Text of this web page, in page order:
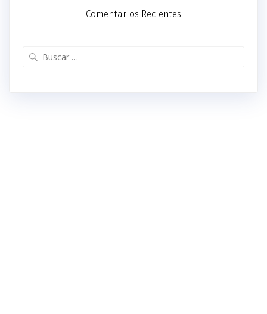
Comentarios Recientes